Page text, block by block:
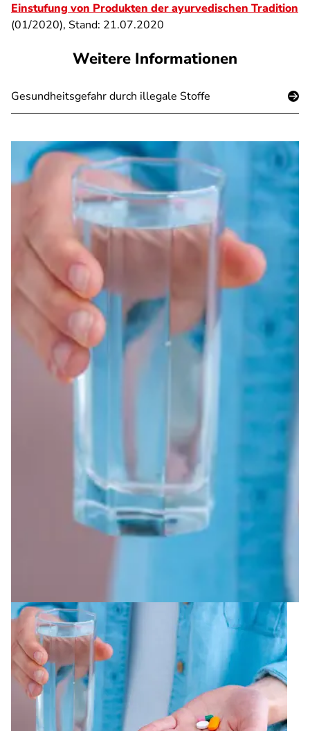
Einstufung von Produkten der ayurvedischen Tradition
(01/2020), Stand: 21.07.2020
Weitere Informationen
Gesundheitsgefahr durch illegale Stoffe